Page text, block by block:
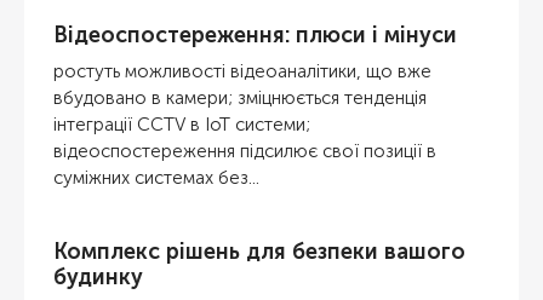
Відеоспостереження: плюси і мінуси
ростуть можливості відеоаналітики, що вже
вбудовано в камери; зміцнюється тенденція
інтеграції CCTV в IoT системи;
відеоспостереження підсилює свої позиції в
суміжних системах без...
Комплекс рішень для безпеки вашого
будинку